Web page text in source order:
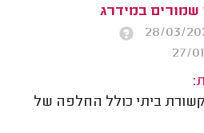
שמורים במידרג
ביתי כולל החלפה של